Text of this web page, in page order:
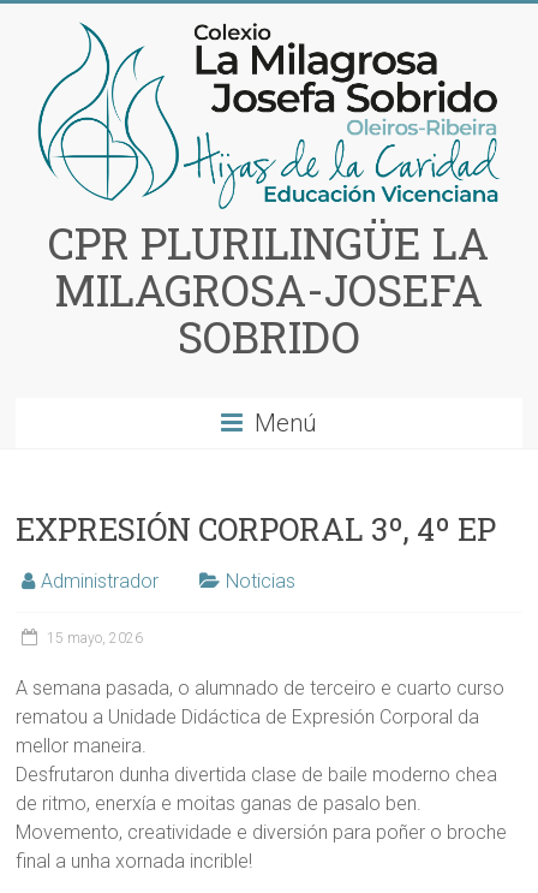
contenido
CPR PLURILINGÜE LA
MILAGROSA-JOSEFA
SOBRIDO
Menú
EXPRESIÓN CORPORAL 3º, 4º EP
Administrador Noticias
15 mayo, 2026
A semana pasada, o alumnado de terceiro e cuarto curso
rematou a Unidade Didáctica de Expresión Corporal da
mellor maneira.
Desfrutaron dunha divertida clase de baile moderno chea
de ritmo, enerxía e moitas ganas de pasalo ben.
Movemento, creatividade e diversión para poñer o broche
final a unha xornada incrible!